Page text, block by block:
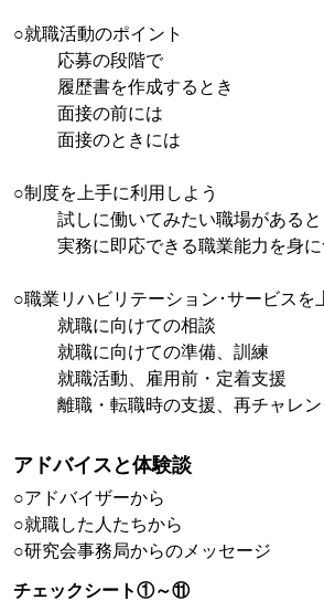
○就職活動のポイント
応募の段階で
履歴書を作成するとき
面接の前には
面接のときには
○制度を上手に利用しよう
試しに働いてみたい職場があると
実務に即応できる職業能力を身
○職業リハビリテーション･サービスを
就職に向けての相談
就職に向けての準備、訓練
就職活動、雇用前・定着支援
離職・転職時の支援、再チャレ
アドバイスと体験談
○アドバイザーから
○就職した人たちから
○研究会事務局からのメッセージ
チェックシート①～⑪